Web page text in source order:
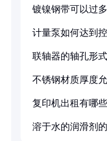
镀镍钢带可以过
计量泵如何达到
联轴器的轴孔形
不锈钢材质厚度
复印机出租有哪
溶于水的润滑剂